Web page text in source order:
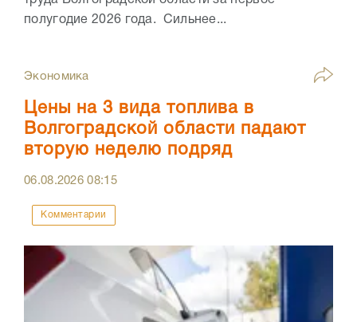
полугодие 2026 года. Сильнее...
Экономика
Цены на 3 вида топлива в
Волгоградской области падают
вторую неделю подряд
06.08.202608:15
Комментарии